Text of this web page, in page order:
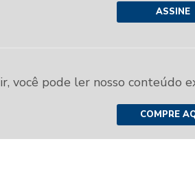
ASSINE
você pode ler nosso conteúdo
COMPRE